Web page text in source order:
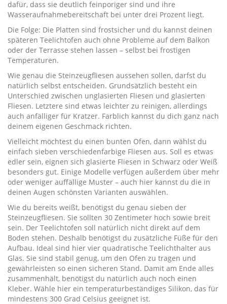
dafür, dass sie deutlich feinporiger sind und ihre
Wasseraufnahmebereitschaft bei unter drei Prozent liegt.
Die Folge: Die Platten sind frostsicher und du kannst deinen
späteren Teelichtofen auch ohne Probleme auf dem Balkon
oder der Terrasse stehen lassen – selbst bei frostigen
Temperaturen.
Wie genau die Steinzeugfliesen aussehen sollen, darfst du
natürlich selbst entscheiden. Grundsätzlich besteht ein
Unterschied zwischen unglasierten Fliesen und glasierten
Fliesen. Letztere sind etwas leichter zu reinigen, allerdings
auch anfälliger für Kratzer. Farblich kannst du dich ganz nach
deinem eigenen Geschmack richten.
Vielleicht möchtest du einen bunten Ofen, dann wählst du
einfach sieben verschiedenfarbige Fliesen aus. Soll es etwas
edler sein, eignen sich glasierte Fliesen in Schwarz oder Weiß
besonders gut. Einige Modelle verfügen außerdem über mehr
oder weniger auffällige Muster – auch hier kannst du die in
deinen Augen schönsten Varianten auswählen.
Wie du bereits weißt, benötigst du genau sieben der
Steinzeugfliesen. Sie sollten 30 Zentimeter hoch sowie breit
sein. Der Teelichtofen soll natürlich nicht direkt auf dem
Boden stehen. Deshalb benötigst du zusätzliche Füße für den
Aufbau. Ideal sind hier vier quadratische Teelichthalter aus
Glas. Sie sind stabil genug, um den Ofen zu tragen und
gewährleisten so einen sicheren Stand. Damit am Ende alles
zusammenhält, benötigst du natürlich auch noch einen
Kleber. Wähle hier ein temperaturbeständiges Silikon, das für
mindestens 300 Grad Celsius geeignet ist.